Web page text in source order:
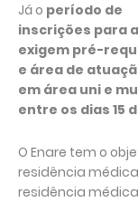
Já o período de
inscrições para
exigem pré-
e área de
em área uni e
entre os dias 15
O Enare tem o
residência
residência